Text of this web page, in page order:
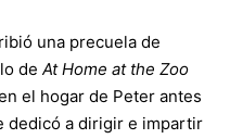
una precuela de
de At Home at the Zoo
el hogar de Peter antes
dedicó a dirigir e impartir